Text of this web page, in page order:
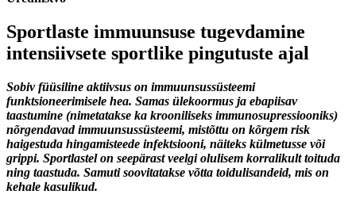
Sportlaste immuunsuse tugevdamine
intensiivsete sportlike pingutuste ajal
Sobiv füüsiline aktiivsus on immuunsussüsteemi
funktsioneerimisele hea. Samas ülekoormus ja ebapiisav
taastumine (nimetatakse ka krooniliseks immunosupressiooniks)
nõrgendavad immuunsussüsteemi, mistõttu on kõrgem risk
haigestuda hingamisteede infektsiooni, näiteks külmetusse või
grippi. Sportlastel on seepärast veelgi olulisem korralikult toituda
ning taastuda. Samuti soovitatakse võtta toidulisandeid, mis on
kehale kasulikud.